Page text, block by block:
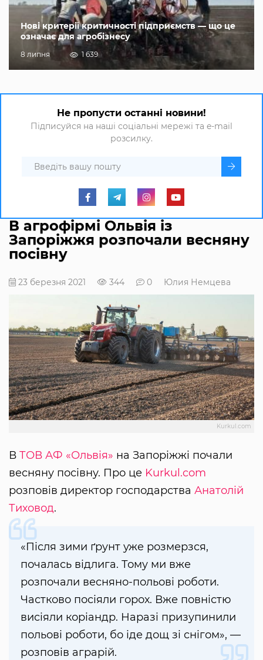
Нові критерії критичності підприємств — що це
означає для агробізнесу
8 липня 1 639
Не пропусти останні новини!
Підписуйся на наші соціальні мережі та e-mail
розсилку.
В агрофірмі Ольвія із
Запоріжжя розпочали весняну
посівну
23 березня 2021 344 0 Юлия Немцева
Kurkul.com
В ТОВ АФ «Ольвія» на Запоріжжі почали
весняну посівну. Про це Kurkul.com
розповів директор господарства Анатолій
Тиховод.
«Після зими ґрунт уже розмерзся,
почалась відлига. Тому ми вже
розпочали весняно-польові роботи.
Частково посіяли горох. Вже повністю
висіяли коріандр. Наразі призупинили
польові роботи, бо іде дощ зі снігом», —
розповів аграрій.